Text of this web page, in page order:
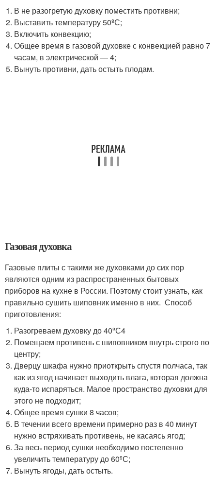
В не разогретую духовку поместить противни;
Выставить температуру 50ºС;
Включить конвекцию;
Общее время в газовой духовке с конвекцией равно 7
часам, в электрической — 4;
Вынуть противни, дать остыть плодам.
Газовая духовка
Газовые плиты с такими же духовками до сих пор
являются одним из распространенных бытовых
приборов на кухне в России. Поэтому стоит узнать, как
правильно сушить шиповник именно в них. Способ
приготовления:
Разогреваем духовку до 40ºС4
Помещаем противень с шиповником внутрь строго по
центру;
Дверцу шкафа нужно приоткрыть спустя полчаса, так
как из ягод начинает выходить влага, которая должна
куда-то испаряться. Малое пространство духовки для
этого не подходит;
Общее время сушки 8 часов;
В течении всего времени примерно раз в 40 минут
нужно встряхивать противень, не касаясь ягод;
За весь период сушки необходимо постепенно
увеличить температуру до 60ºС;
Вынуть ягоды, дать остыть.